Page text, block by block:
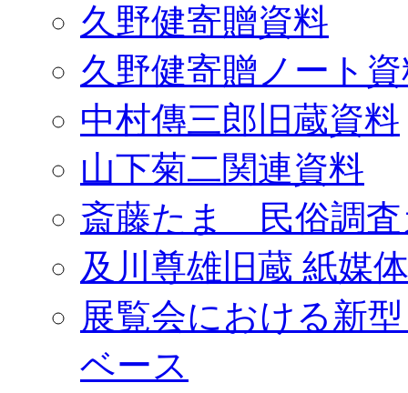
久野健寄贈資料
久野健寄贈ノート
中村傳三郎旧蔵資料
山下菊二関連資料
斎藤たま 民俗調査
及川尊雄旧蔵 紙媒
展覧会における新
ベース